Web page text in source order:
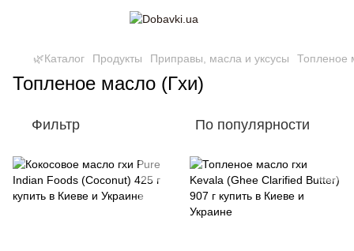
🌿Каталог Продукты Приправы, масла и уксусы Топленое
Топленое масло (Гхи)
Фильтр По популярности